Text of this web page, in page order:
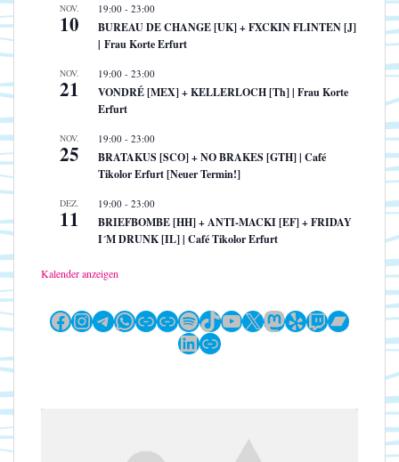
NOV.
10
19:00 - 23:00
BUREAU DE CHANGE [UK] + FXCKIN FLINTEN [J]
| Frau Korte Erfurt
NOV.
21
19:00 - 23:00
VONDRÉ [MEX] + KELLERLOCH [Th] | Frau Korte
Erfurt
NOV.
25
19:00 - 23:00
BRATAKUS [SCO] + NO BRAKES [GTH] | Café
Tikolor Erfurt [Neuer Termin!]
DEZ.
11
19:00 - 23:00
BRIEFBOMBE [HH] + ANTI-MACKI [EF] + FRIDAY
I´M DRUNK [IL] | Café Tikolor Erfurt
Kalender anzeigen
Facebook
Instagram
Telegram
WhatsApp
LinkLinkSpotify
TikTok
YouTube
X Mastodon
YelpTwitch
LinkedIn
Link